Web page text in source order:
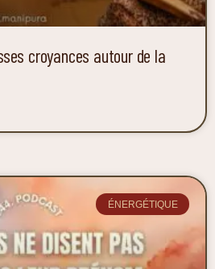
croyances autour de la
ÉNERGÉTIQUE